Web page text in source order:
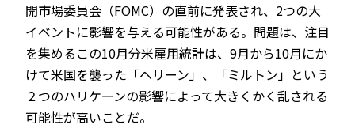
開市場委員会（FOMC）の直前に発表され、2つの大
イベントに影響を与える可能性がある。問題は、注目
を集めるこの10月分米雇用統計は、9月から10月にか
けて米国を襲った「ヘリーン」、「ミルトン」という
２つのハリケーンの影響によって大きくかく乱される
可能性が高いことだ。